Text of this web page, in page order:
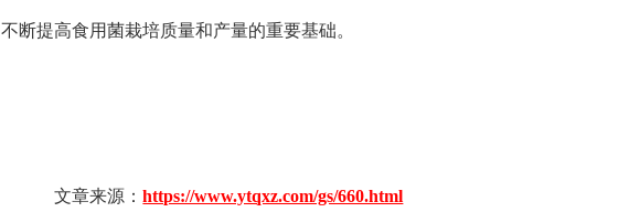
不断提高食用菌栽培质量和产量的重要基础。
文章来源：https://www.ytqxz.com/gs/660.html